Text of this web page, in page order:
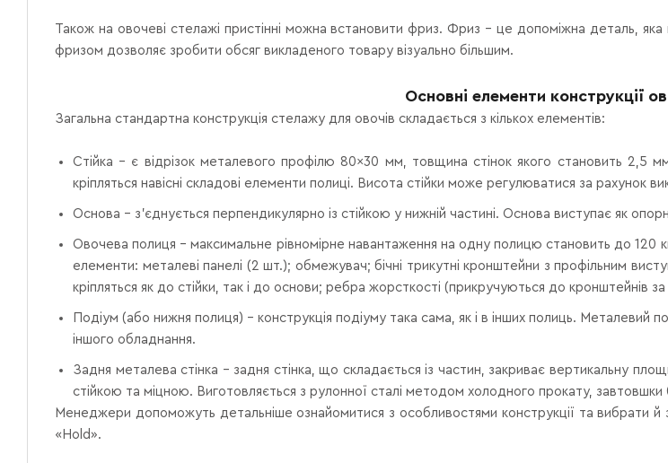
Також на овочеві стелажі пристінні можна встановити фриз. Фриз – це допоміжна деталь,
фризом дозволяє зробити обсяг викладеного товару візуально більшим.
Основні елементи конструкції
Загальна стандартна конструкція стелажу для овочів складається з кількох елементів:
Стійка – є відрізок металевого профілю 80×30 мм, товщина стінок якого становить 2,5
кріпляться навісні складові елементи полиці. Висота стійки може регулюватися за рахунок
Основа – з'єднується перпендикулярно із стійкою у нижній частині. Основа виступає як
Овочева полиця – максимальне рівномірне навантаження на одну полицю становить до 120
елементи: металеві панелі (2 шт.); обмежувач; бічні трикутні кронштейни з профільним
кріпляться як до стійки, так і до основи; ребра жорсткості (прикручуються до кронштейнів
Подіум (або нижня полиця) – конструкція подіуму така сама, як і в інших полиць. Металевий
іншого обладнання.
Задня металева стінка – задня стінка, що складається із частин, закриває вертикальну
стійкою та міцною. Виготовляється з рулонної сталі методом холодного прокату,
Менеджери допоможуть детальніше ознайомитися з особливостями конструкції та вибрати й
«Hold».